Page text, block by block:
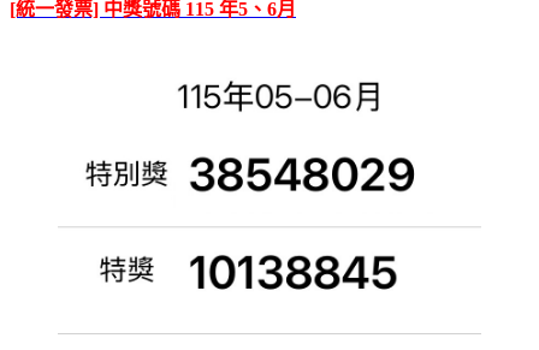
[統一發票] 中獎號碼 115 年5、6月